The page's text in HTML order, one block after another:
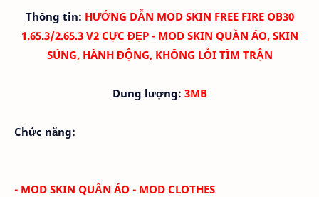
Thông tin: HƯỚNG DẪN MOD SKIN FREE FIRE OB30
1.65.3/2.65.3 V2 CỰC ĐẸP - MOD SKIN QUẦN ÁO, SKIN
SÚNG, HÀNH ĐỘNG, KHÔNG LỖI TÌM TRẬN
Dung lượng: 3MB
Chức năng:
- MOD SKIN QUẦN ÁO - MOD CLOTHES